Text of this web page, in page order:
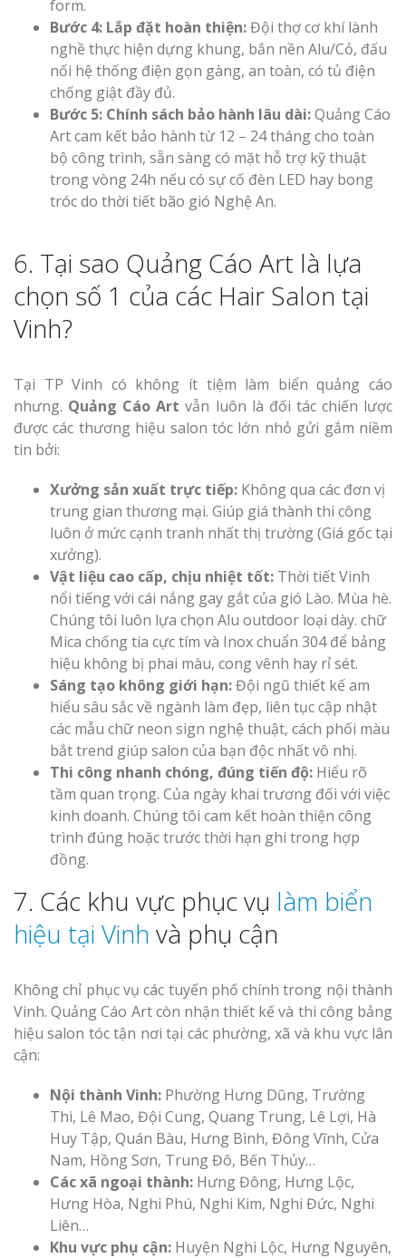
form.
Bước 4: Lắp đặt hoàn thiện:Đội thợ cơ khí lành
nghề thực hiện dựng khung, bắn nền Alu/Cỏ, đấu
nối hệ thống điện gọn gàng, an toàn, có tủ điện
chống giật đầy đủ.
Bước 5: Chính sách bảo hành lâu dài:Quảng Cáo
Art cam kết bảo hành từ 12 – 24 tháng cho toàn
bộ công trình, sẵn sàng có mặt hỗ trợ kỹ thuật
trong vòng 24h nếu có sự cố đèn LED hay bong
tróc do thời tiết bão gió Nghệ An.
6. Tại sao Quảng Cáo Art là lựa
chọn số 1 của các Hair Salon tại
Vinh?
Tại TP Vinh có không ít tiệm làm biển quảng cáo
nhưng. Quảng Cáo Art vẫn luôn là đối tác chiến lược
được các thương hiệu salon tóc lớn nhỏ gửi gắm niềm
tin bởi:
Xưởng sản xuất trực tiếp: Không qua các đơn vị
trung gian thương mại. Giúp giá thành thi công
luôn ở mức cạnh tranh nhất thị trường (Giá gốc tại
xưởng).
Vật liệu cao cấp, chịu nhiệt tốt: Thời tiết Vinh
nổi tiếng với cái nắng gay gắt của gió Lào. Mùa hè.
Chúng tôi luôn lựa chọn Alu outdoor loại dày. chữ
Mica chống tia cực tím và Inox chuẩn 304 để bảng
hiệu không bị phai màu, cong vênh hay rỉ sét.
Sáng tạo không giới hạn:Đội ngũ thiết kế am
hiểu sâu sắc về ngành làm đẹp, liên tục cập nhật
các mẫu chữ neon sign nghệ thuật, cách phối màu
bắt trend giúp salon của bạn độc nhất vô nhị.
Thi công nhanh chóng, đúng tiến độ: Hiểu rõ
tầm quan trọng. Của ngày khai trương đối với việc
kinh doanh. Chúng tôi cam kết hoàn thiện công
trình đúng hoặc trước thời hạn ghi trong hợp
đồng.
7. Các khu vực phục vụ làm biển
hiệu tại Vinh và phụ cận
Không chỉ phục vụ các tuyến phố chính trong nội thành
Vinh. Quảng Cáo Art còn nhận thiết kế và thi công bảng
hiệu salon tóc tận nơi tại các phường, xã và khu vực lân
cận:
Nội thành Vinh: Phường Hưng Dũng, Trường
Thi, Lê Mao, Đội Cung, Quang Trung, Lê Lợi, Hà
Huy Tập, Quán Bàu, Hưng Bình, Đông Vĩnh, Cửa
Nam, Hồng Sơn, Trung Đô, Bến Thủy…
Các xã ngoại thành: Hưng Đông, Hưng Lộc,
Hưng Hòa, Nghi Phú, Nghi Kim, Nghi Đức, Nghi
Liên…
Khu vực phụ cận: Huyện Nghi Lộc, Hưng Nguyên,